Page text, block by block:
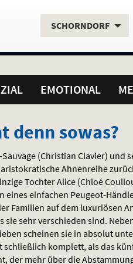
Aktueller
SCHORNDORF.
EMOTIONAL
denn sowas?
(Christian Clavier) und
Ahnenreihe
Tochter Alice (Chloé
eines einfachen Peugeot-
Familien auf dem luxuriösen
sie sehr verschieden sind.
scheinen sie in absolut
schließlich komplett, als das
der mehr über die